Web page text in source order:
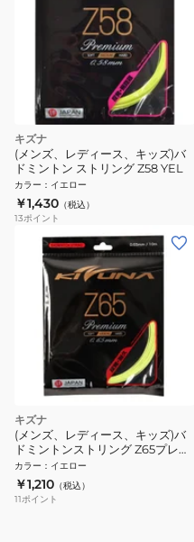
キズナ
(メンズ、レディース、キッズ)バ
ドミントン ストリング Z58 YEL
カラー ： イエロー
￥1,430 （税込）
13ポイント
キズナ
(メンズ、レディース、キッズ)バ
ドミントンストリング Z65プレミ
アム YEL
カラー ： イエロー
￥1,210 （税込）
11ポイント